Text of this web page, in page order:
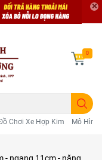
Chơi Xe Hợp Kim Mô Hình
0